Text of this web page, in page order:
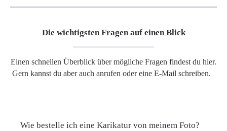
Die wichtigsten Fragen auf einen Blick
Einen schnellen Überblick über mögliche Fragen findest du hier.
Gern kannst du aber auch anrufen oder eine E-Mail schreiben.
Wie bestelle ich eine Karikatur von meinem Foto?